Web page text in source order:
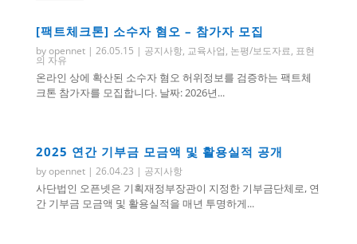
[팩트체크톤] 소수자 혐오 – 참가자 모집
byopennet| 26.05.15 | 공지사항, 교육사업, 논평/보도자료, 표현
의 자유
온라인 상에 확산된 소수자 혐오 허위정보를 검증하는 팩트체
크톤 참가자를 모집합니다. 날짜: 2026년...
2025 연간 기부금 모금액 및 활용실적 공개
byopennet| 26.04.23 | 공지사항
사단법인 오픈넷은 기획재정부장관이 지정한 기부금단체로, 연
간 기부금 모금액 및 활용실적을 매년 투명하게...